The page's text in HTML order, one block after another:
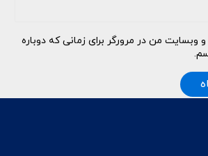
و وبسایت من در مرورگر برای زمانی که دوباره